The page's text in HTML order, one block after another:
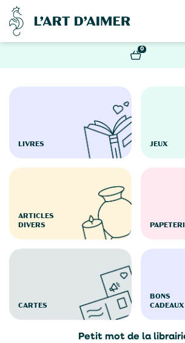
0
LIVRES JEUX
ARTICLES
DIVERS
CARTES
BONS
CADEAUX
Petit mot de la